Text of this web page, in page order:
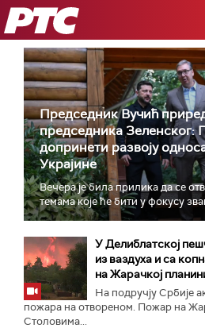
РТС
Председник Вучић
председника Зеленског:
допринети развоју
Украјине
Вечера је била прилика да се
темама које ће бити у фокусу
У Делиблатској
из ваздуха и са
на Жарачкој
На подручју Србије
пожара на отвореном. Пожар на
Столовима...